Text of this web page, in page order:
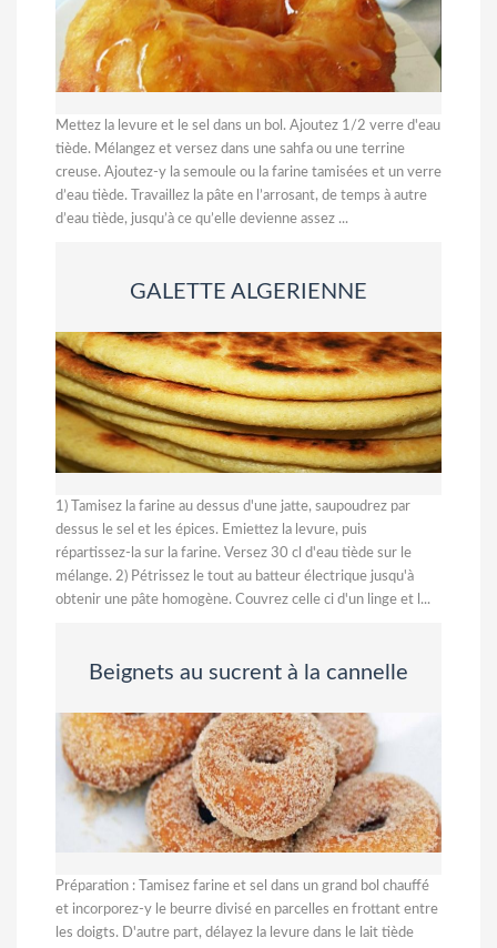
Mettez la levure et le sel dans un bol. Ajoutez 1/2 verre d'eau
tiède. Mélangez et versez dans une sahfa ou une terrine
creuse. Ajoutez-y la semoule ou la farine tamisées et un verre
d’eau tiède. Travaillez la pâte en l’arrosant, de temps à autre
d’eau tiède, jusqu’à ce qu’elle devienne assez ...
GALETTE ALGERIENNE
1) Tamisez la farine au dessus d'une jatte, saupoudrez par
dessus le sel et les épices. Emiettez la levure, puis
répartissez-la sur la farine. Versez 30 cl d'eau tiède sur le
mélange. 2) Pétrissez le tout au batteur électrique jusqu'à
obtenir une pâte homogène. Couvrez celle ci d'un linge et l...
Beignets au sucrent à la cannelle
Préparation : Tamisez farine et sel dans un grand bol chauffé
et incorporez-y le beurre divisé en parcelles en frottant entre
les doigts. D'autre part, délayez la levure dans le lait tiède